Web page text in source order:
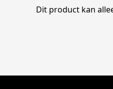
Dit product kan